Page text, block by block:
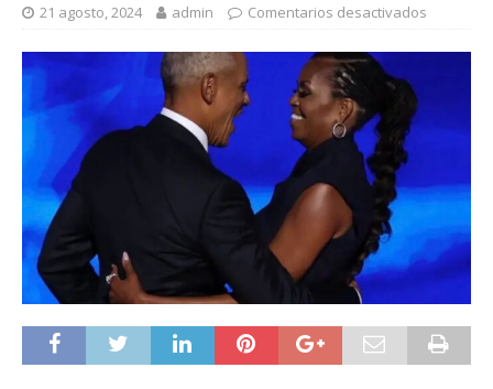
21 agosto, 2024 admin Comentarios desactivados